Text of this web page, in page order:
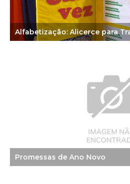
Alfabetização: Alicerce para
Promessas de Ano Novo